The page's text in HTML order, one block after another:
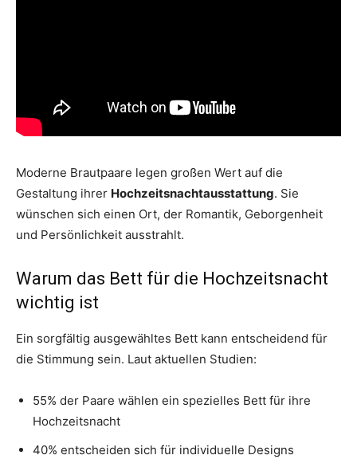
Moderne Brautpaare legen großen Wert auf die
Gestaltung ihrer Hochzeitsnachtausstattung. Sie
wünschen sich einen Ort, der Romantik, Geborgenheit
und Persönlichkeit ausstrahlt.
Warum das Bett für die Hochzeitsnacht
wichtig ist
Ein sorgfältig ausgewähltes Bett kann entscheidend für
die Stimmung sein. Laut aktuellen Studien:
55% der Paare wählen ein spezielles Bett für ihre
Hochzeitsnacht
40% entscheiden sich für individuelle Designs